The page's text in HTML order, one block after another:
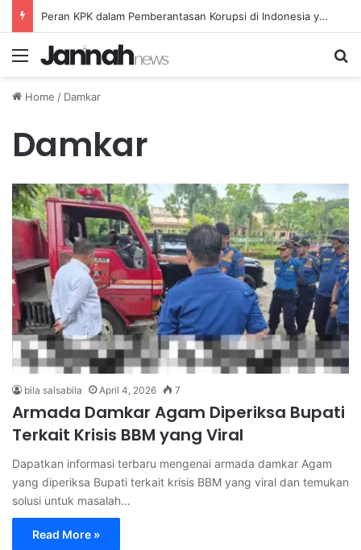
Peran KPK dalam Pemberantasan Korupsi di Indonesia yang Efektif dan Terukur
Menu
Home / Damkar
Damkar
bila salsabila April 4, 2026 7
Armada Damkar Agam Diperiksa Bupati
Terkait Krisis BBM yang Viral
Dapatkan informasi terbaru mengenai armada damkar Agam
yang diperiksa Bupati terkait krisis BBM yang viral dan temukan
solusi untuk masalah…
Read More »